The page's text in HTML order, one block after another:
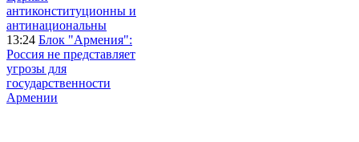
антиконституционны и
антинациональны
13:24 Блок "Армения":
Россия не представляет
угрозы для
государственности
Армении